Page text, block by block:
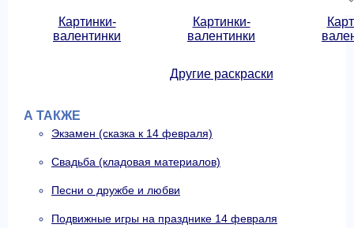
Картинки-
валентинки
Картинки-
валентинки
Другие раскраски
А ТАКЖЕ
Экзамен (сказка к 14 февраля)
Свадьба (кладовая материалов)
Песни о дружбе и любви
Подвижные игры на празднике 14 февраля